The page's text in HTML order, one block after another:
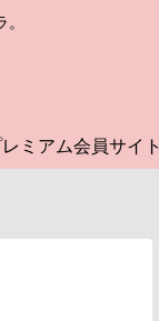
ミアム会員サイト